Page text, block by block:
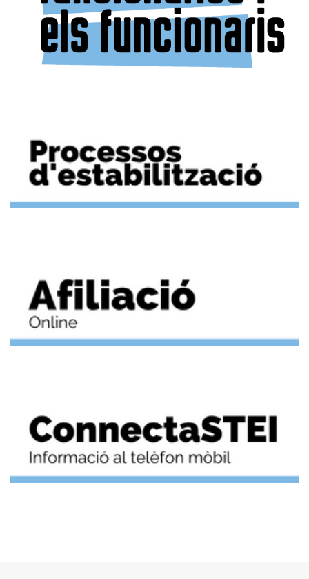
Instrucció de borsins
estat de tramitació i
previsió de la seva
continuen traslladant les persones integrants dels borsins. Entre les
principals incidències detectades hi ha la imposició de sancions de les
quals, en alguns casos, les persones afectades no tenen coneixement
previ o no reben informació prou clara sobre els motius que les han
originades.
D’altra banda, es posa de relleu la dificultat dels treballadors per gaudir
disposició que els corresponguin i que, en cas que els siguin denegats,
demanin que aquesta denegació es faci per escrit i de manera
motivada, amb indicació clara de les causes que la justifiquen.
L’Administració informa que s’està treballant de manera conjunta en la
tramitació de la nova Instrucció de borsins i de la Instrucció de